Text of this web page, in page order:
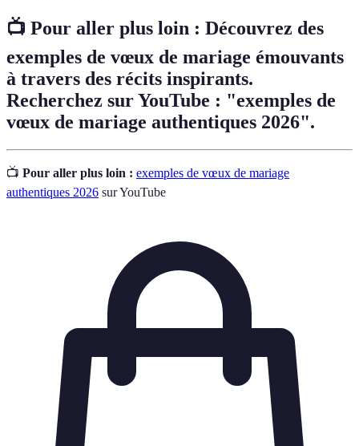
📺 Pour aller plus loin : Découvrez des
exemples de vœux de mariage émouvants
à travers des récits inspirants.
Recherchez sur YouTube : "exemples de
vœux de mariage authentiques 2026".
📺 Pour aller plus loin : exemples de vœux de mariage
authentiques 2026 sur YouTube